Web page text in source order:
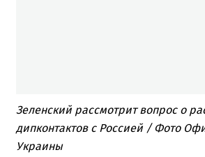
Зеленский рассмотрит вопрос о
дипконтактов с Россией / Фото
Украины